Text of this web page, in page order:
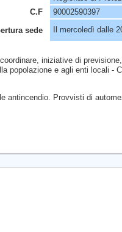
C.F
90002590397
sede
Il mercoledì dalle
iniziative di
popolazione e agli enti locali -
antincendio. Provvisti di